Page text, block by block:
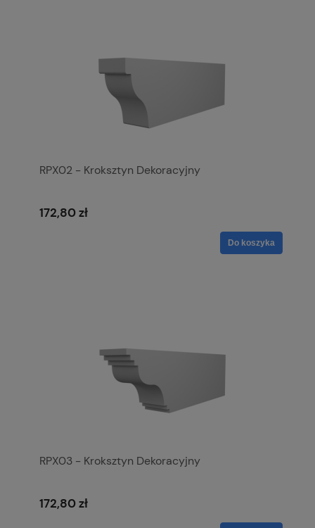
RPX02 - Kroksztyn Dekoracyjny
172,80 zł
Do koszyka
RPX03 - Kroksztyn Dekoracyjny
172,80 zł